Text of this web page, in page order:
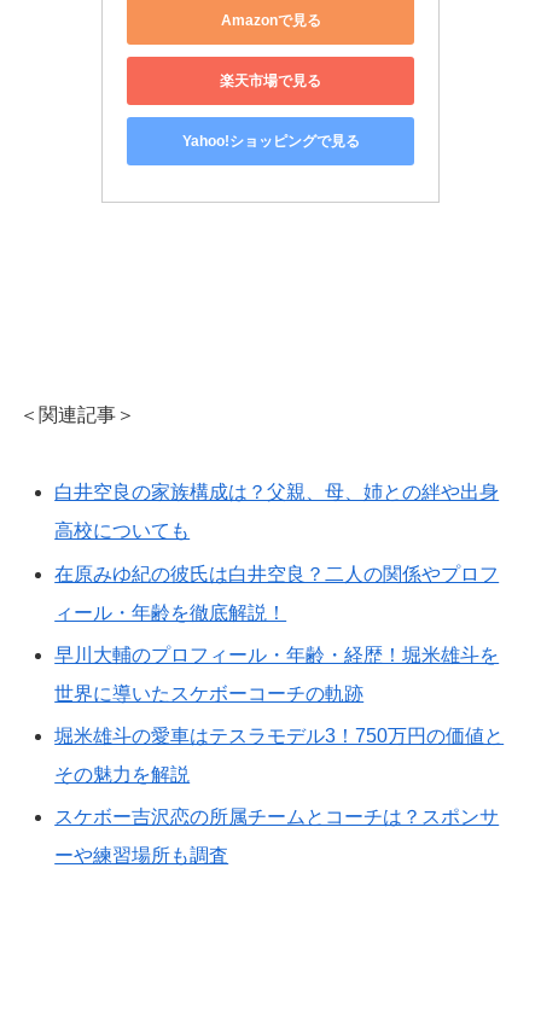
Amazonで見る
楽天市場で見る
Yahoo!ショッピングで見る
＜関連記事＞
白井空良の家族構成は？父親、母、姉との絆や出身
高校についても
在原みゆ紀の彼氏は白井空良？二人の関係やプロフ
ィール・年齢を徹底解説！
早川大輔のプロフィール・年齢・経歴！堀米雄斗を
世界に導いたスケボーコーチの軌跡
堀米雄斗の愛車はテスラモデル3！750万円の価値と
その魅力を解説
スケボー吉沢恋の所属チームとコーチは？スポンサ
ーや練習場所も調査